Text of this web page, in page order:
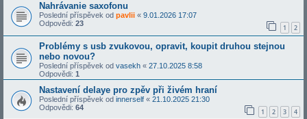
Nahrávanie saxofonu
Poslední příspěvek od pavlii « 9.01.2026 17:07
Odpovědi: 23 1 2
Problémy s usb zvukovou, opravit, koupit druhou stejnou
nebo novou?
Poslední příspěvek od vasekh « 27.10.2025 8:58
Odpovědi: 1
Nastavení delaye pro zpěv při živém hraní
Poslední příspěvek od innerself « 21.10.2025 21:30
Odpovědi: 64 1 2 3 4